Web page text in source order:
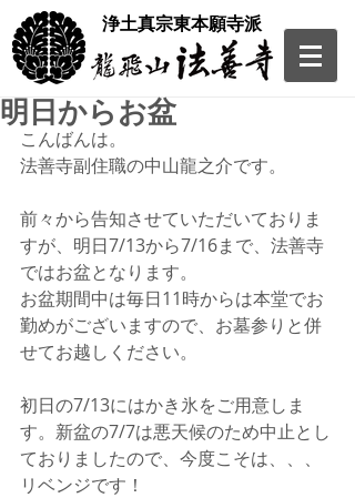
​浄土真宗東本願寺派
明日からお盆
こんばんは。
法善寺副住職の中山龍之介です。
前々から告知させていただいておりま
すが、明日7/13から7/16まで、法善寺
ではお盆となります。
お盆期間中は毎日11時からは本堂でお
勤めがございますので、お墓参りと併
せてお越しください。
初日の7/13にはかき氷をご用意しま
す。新盆の7/7は悪天候のため中止とし
ておりましたので、今度こそは、、、
リベンジです！